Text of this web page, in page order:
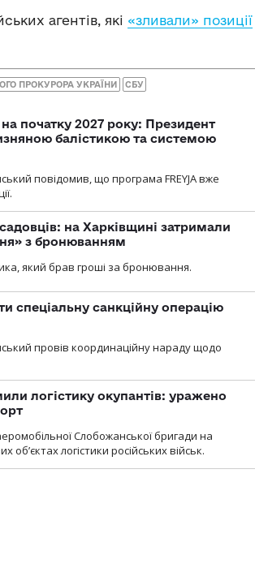
агентів, які «зливали» позиції
ПРОКУРОРА УКРАЇНИ СБУ
початку 2027 року: Президент
балістикою та системою
повідомив, що програма FREYJA вже
на Харківщині затримали
з бронюванням
який брав гроші за бронювання.
спеціальну санкційну операцію
провів координаційну нараду щодо
логістику окупантів: уражено
Слобожанської бригади на
логістики російських військ.